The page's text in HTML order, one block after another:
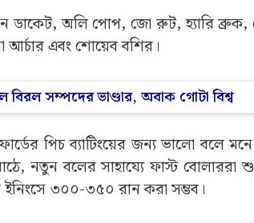
ডাকেট, অলি পোপ, জো রুট, হ্যারি
এবং শোয়েব বশির।
সম্পদের ভাণ্ডার, অবাক গোটা বিশ্ব
পিচ ব্যাটিংয়ের জন্য ভালো বলে
নতুন বলের সাহায্যে ফাস্ট বোলাররা
ইনিংসে ৩০০-৩৫০ রান করা সম্ভব।